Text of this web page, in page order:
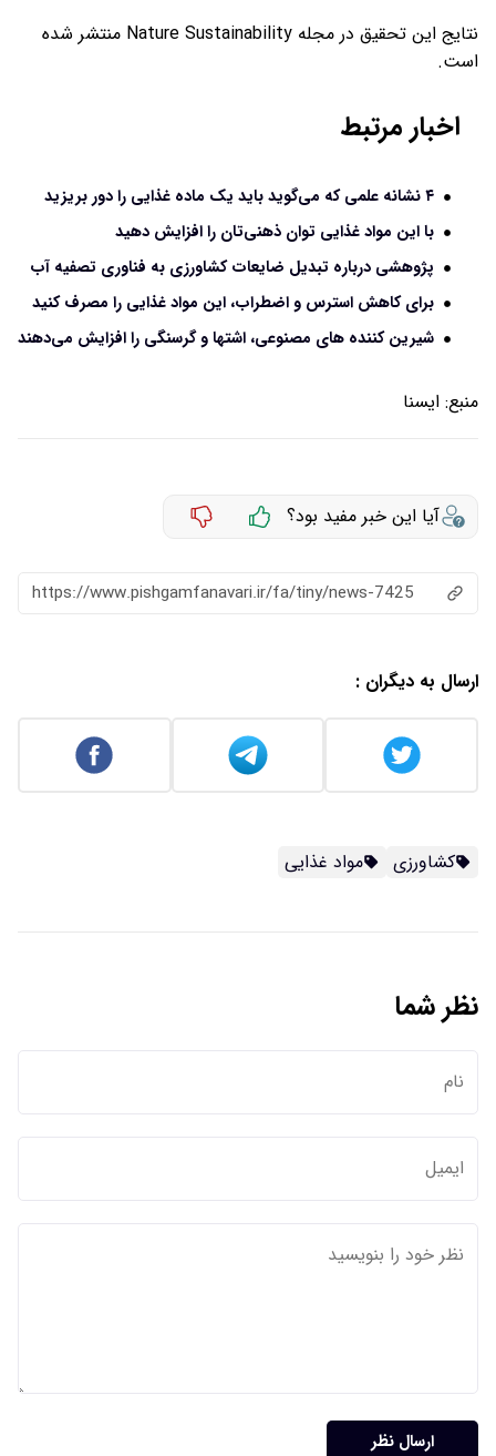
نتایج این تحقیق در مجله Nature Sustainability منتشر شده
است.
اخبار مرتبط
۴ نشانه علمی که می‌گوید باید یک ماده غذایی را دور بریزید
با این مواد غذایی توان ذهنی‌تان را افزایش دهید
پژوهشی درباره تبدیل ضایعات کشاورزی به فناوری تصفیه آب
برای کاهش استرس و اضطراب، این مواد غذایی را مصرف کنید
شیرین کننده های مصنوعی، اشتها و گرسنگی را افزایش می‌دهند
منبع: ايسنا
آیا این خبر مفید بود؟
https://www.pishgamfanavari.ir/fa/tiny/news-7425
ارسال به دیگران :
کشاورزی مواد غذایی
نظر شما
ارسال نظر